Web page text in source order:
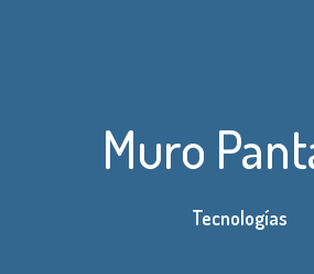
Muro
Tecnologías